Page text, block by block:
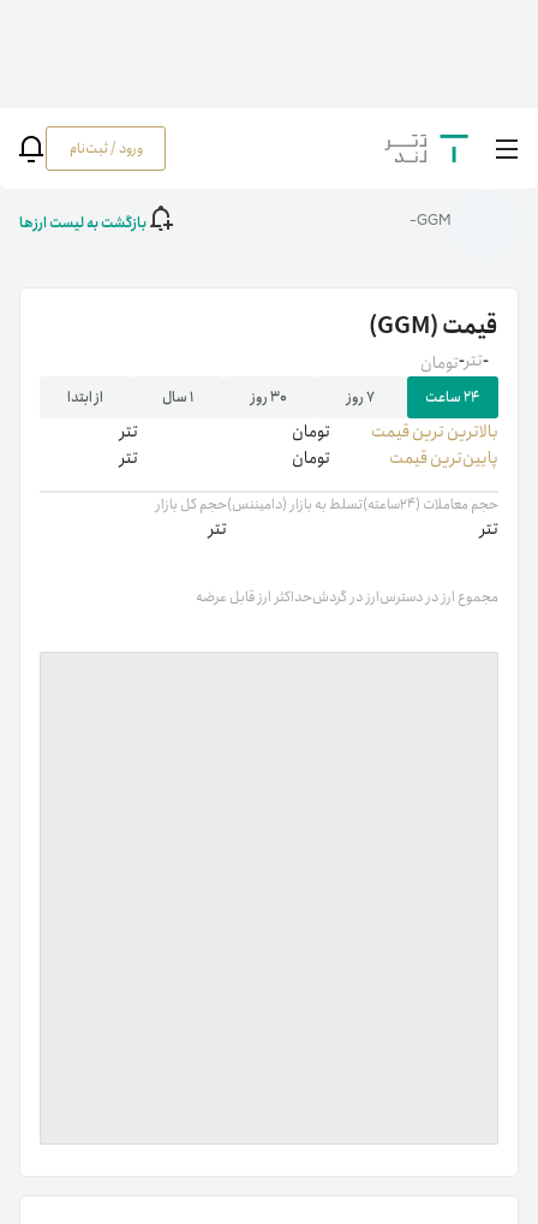
ورود / ثبت‌نام خانه رمزارزها/
GGM
GGM- بازگشت به لیست ارزها
قیمت(GGM)
-تومان -تتر
۲۴ ساعت ۷ روز ۳۰ روز ۱ سال از ابتدا
بالاترین ‌ترین قیمت تومان
تتر
پایین‌ترین قیمت
تومان تتر
حجم معاملات (۲۴ساعته)
تتر
تسلط به بازار (دامیننس)حجم کل بازار
تتر
مجموع ارز در دسترسارز در گردشحداکثر ارز قابل عرضه